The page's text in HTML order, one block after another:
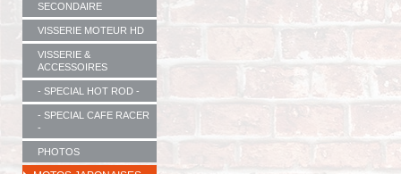
SECONDAIRE
VISSERIE MOTEUR HD
VISSERIE &
ACCESSOIRES
- SPECIAL HOT ROD -
- SPECIAL CAFE RACER
-
PHOTOS